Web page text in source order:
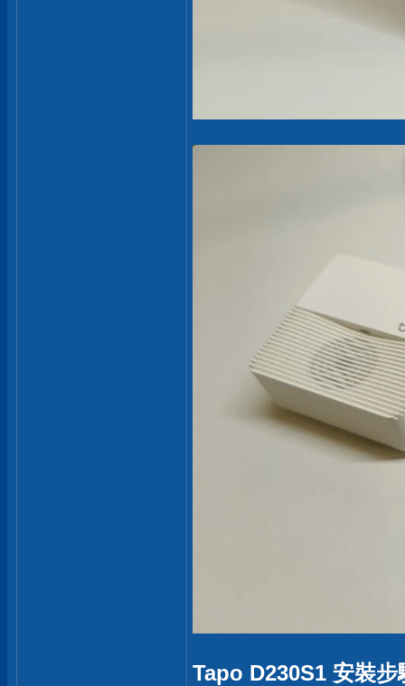
Tapo D230S1 安裝步